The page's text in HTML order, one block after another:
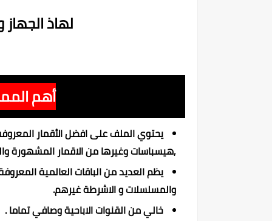
لهاذ
أهم
يحتوي الملف على افضل الأقمار
,هيسباسات وغيرها من الاقمار المشهورة
يظم العديد من الباقات العالمية المعروفة
والمسلسلات و الاشرطة غيرهم.
خالي من القنوات الاباحية وصافي تماما .